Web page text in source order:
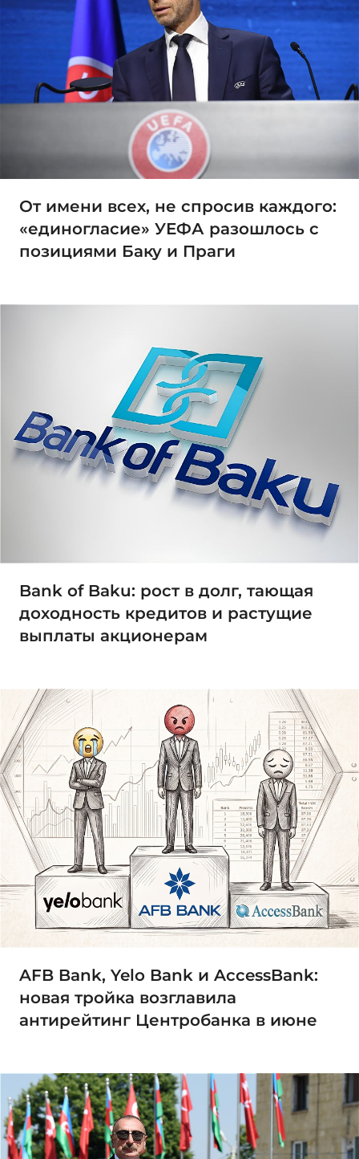
От имени всех, не спросив каждого:
«единогласие» УЕФА разошлось с
позициями Баку и Праги
Bank of Baku: рост в долг, тающая
доходность кредитов и растущие
выплаты акционерам
AFB Bank, Yelo Bank и AccessBank:
новая тройка возглавила
антирейтинг Центробанка в июне